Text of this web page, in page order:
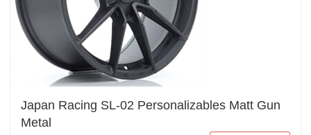
Japan Racing SL-02 Personalizables Matt Gun
Metal